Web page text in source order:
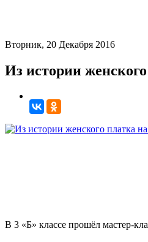
Вторник, 20 Декабря 2016
Из истории
В 3 «Б» классе прошёл мастер-